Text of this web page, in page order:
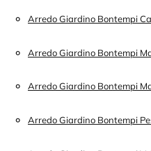
Arredo Giardino Bontempi
Arredo Giardino Bontempi
Arredo Giardino Bontempi
Arredo Giardino Bontempi